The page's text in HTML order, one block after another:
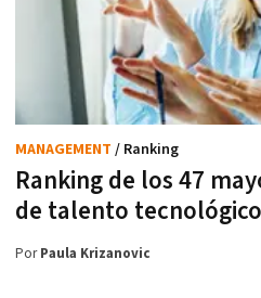
Ranking de los 47
de talento
MANAGEMENT / Ranking
PorPaula Krizanovic